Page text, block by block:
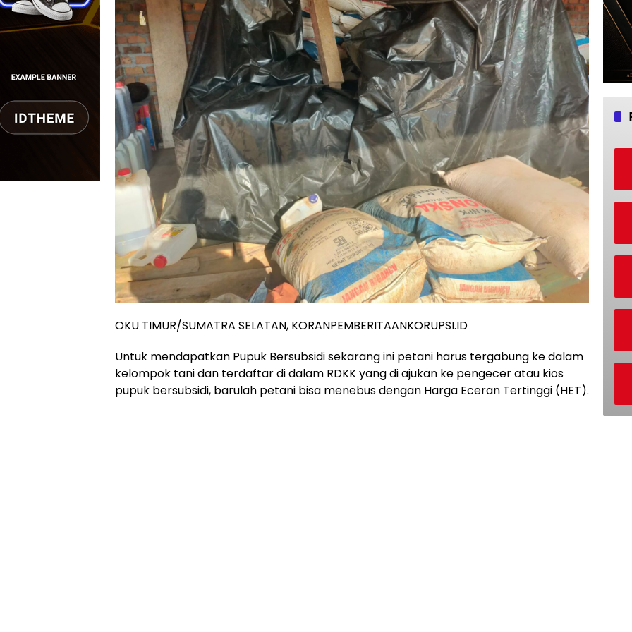
OKU TIMUR/SUMATRA SELATAN, KORANPEMBERITAANKORUPSI.ID
Untuk mendapatkan Pupuk Bersubsidi sekarang ini petani harus tergabung ke dalam
kelompok tani dan terdaftar di dalam RDKK yang di ajukan ke pengecer atau kios
pupuk bersubsidi, barulah petani bisa menebus dengan Harga Eceran Tertinggi (HET).